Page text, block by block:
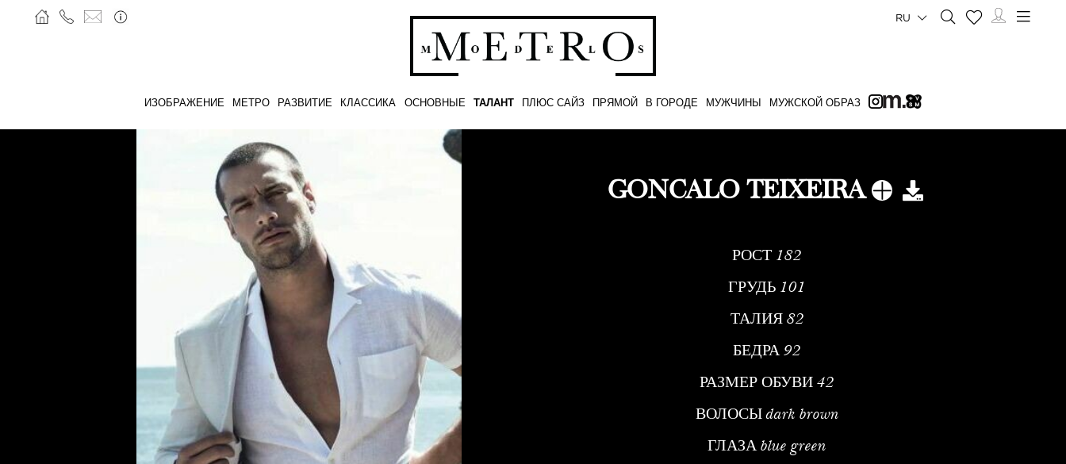
ИЗОБРАЖЕНИЕ МЕТРО РАЗВИТИЕ КЛАССИКА ОСНОВНЫЕ ТАЛАНТ ПЛЮС САЙЗ ПРЯМОЙ В ГОРОДЕ МУЖЧИНЫ МУЖСКОЙ ОБРАЗ
RU
GONCALO TEIXEIRA
РОСТ 182
ГРУДЬ 101
ТАЛИЯ 82
БЕДРА 92
РАЗМЕР ОБУВИ 42
ВОЛОСЫ dark brown
ГЛАЗА blue green
Гонкало Тейшейра — мужчина-модель высшего класса. Родился 20 августа 1988 года в